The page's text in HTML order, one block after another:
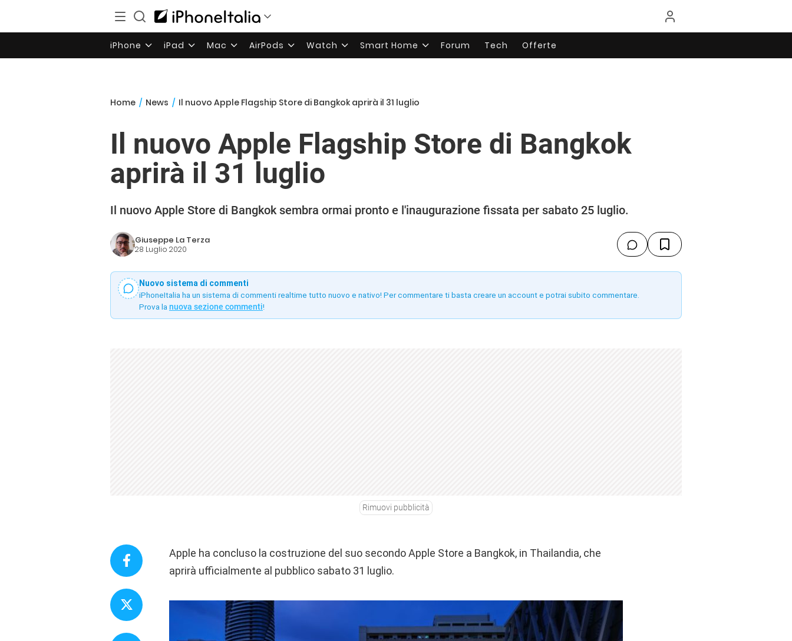
iPhone iPad Mac AirPods Watch Smart Home Forum Tech Offerte
Home / News / Il nuovo Apple Flagship Store di Bangkok aprirà il 31 luglio
Il nuovo Apple Flagship Store di Bangkok
aprirà il 31 luglio
Il nuovo Apple Store di Bangkok sembra ormai pronto e l'inaugurazione fissata per sabato 25 luglio.
Giuseppe La Terza
28 Luglio 2020
Nuovo sistema di commenti
iPhoneItalia ha un sistema di commenti realtime tutto nuovo e nativo! Per commentare ti basta creare un account e potrai subito commentare.
Prova la nuova sezione commenti!
Rimuovi pubblicità
Apple ha concluso la costruzione del suo secondo Apple Store a Bangkok, in Thailandia, che
aprirà ufficialmente al pubblico sabato 31 luglio.